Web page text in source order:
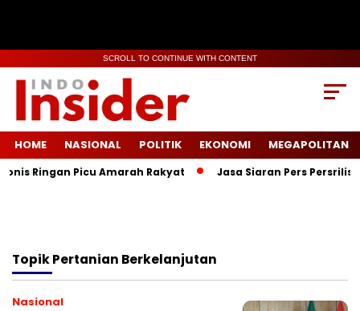
SCROLL TO CONTINUE WITH CONTENT
HOME NASIONAL POLITIK EKONOMI MEGAPOLITAN
Ringan Picu Amarah Rakyat Jasa Siaran Pers
TopikPertanian Berkelanjutan
Nasional